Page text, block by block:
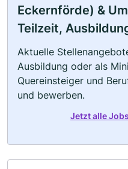
Eckernförde) &
Teilzeit,
Aktuelle
Ausbildung oder als
Quereinsteiger und
und bewerben.
Jetzt alle